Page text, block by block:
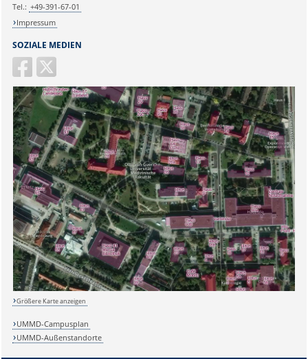
Sicherheitsabfrage:
SOZIALE MEDIEN
Tel.: +49-391-67-01
Impressum
Größere Karte anzeigen
UMMD-Campusplan
UMMD-Außenstandorte